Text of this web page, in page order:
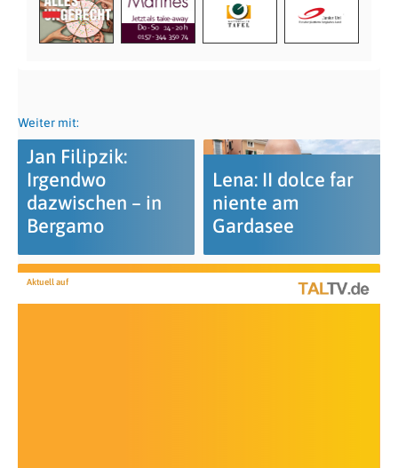
Weiter mit:
Jan Filipzik:
Irgendwo
dazwischen – in
Bergamo
Lena: II dolce far
niente am
Gardasee
Aktuell auf